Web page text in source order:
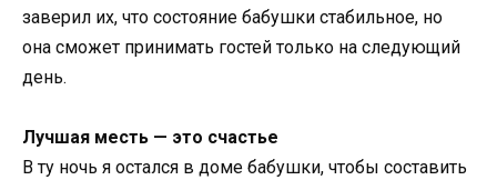
заверил их, что состояние бабушки стабильное, но
она сможет принимать гостей только на следующий
день.
Лучшая месть — это счастье
В ту ночь я остался в доме бабушки, чтобы составить